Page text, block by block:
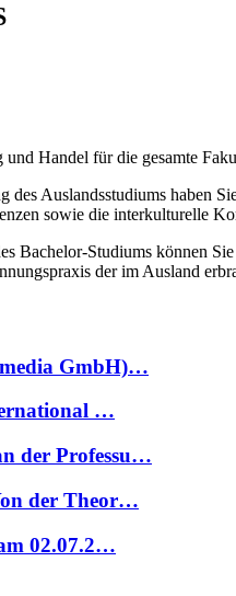
Handel für die gesamte
des Auslandsstudiums haben
sowie die interkulturelle
Bachelor-Studiums können
der im Ausland
GmbH)…
…
der Professu…
der Theor…
02.07.2…